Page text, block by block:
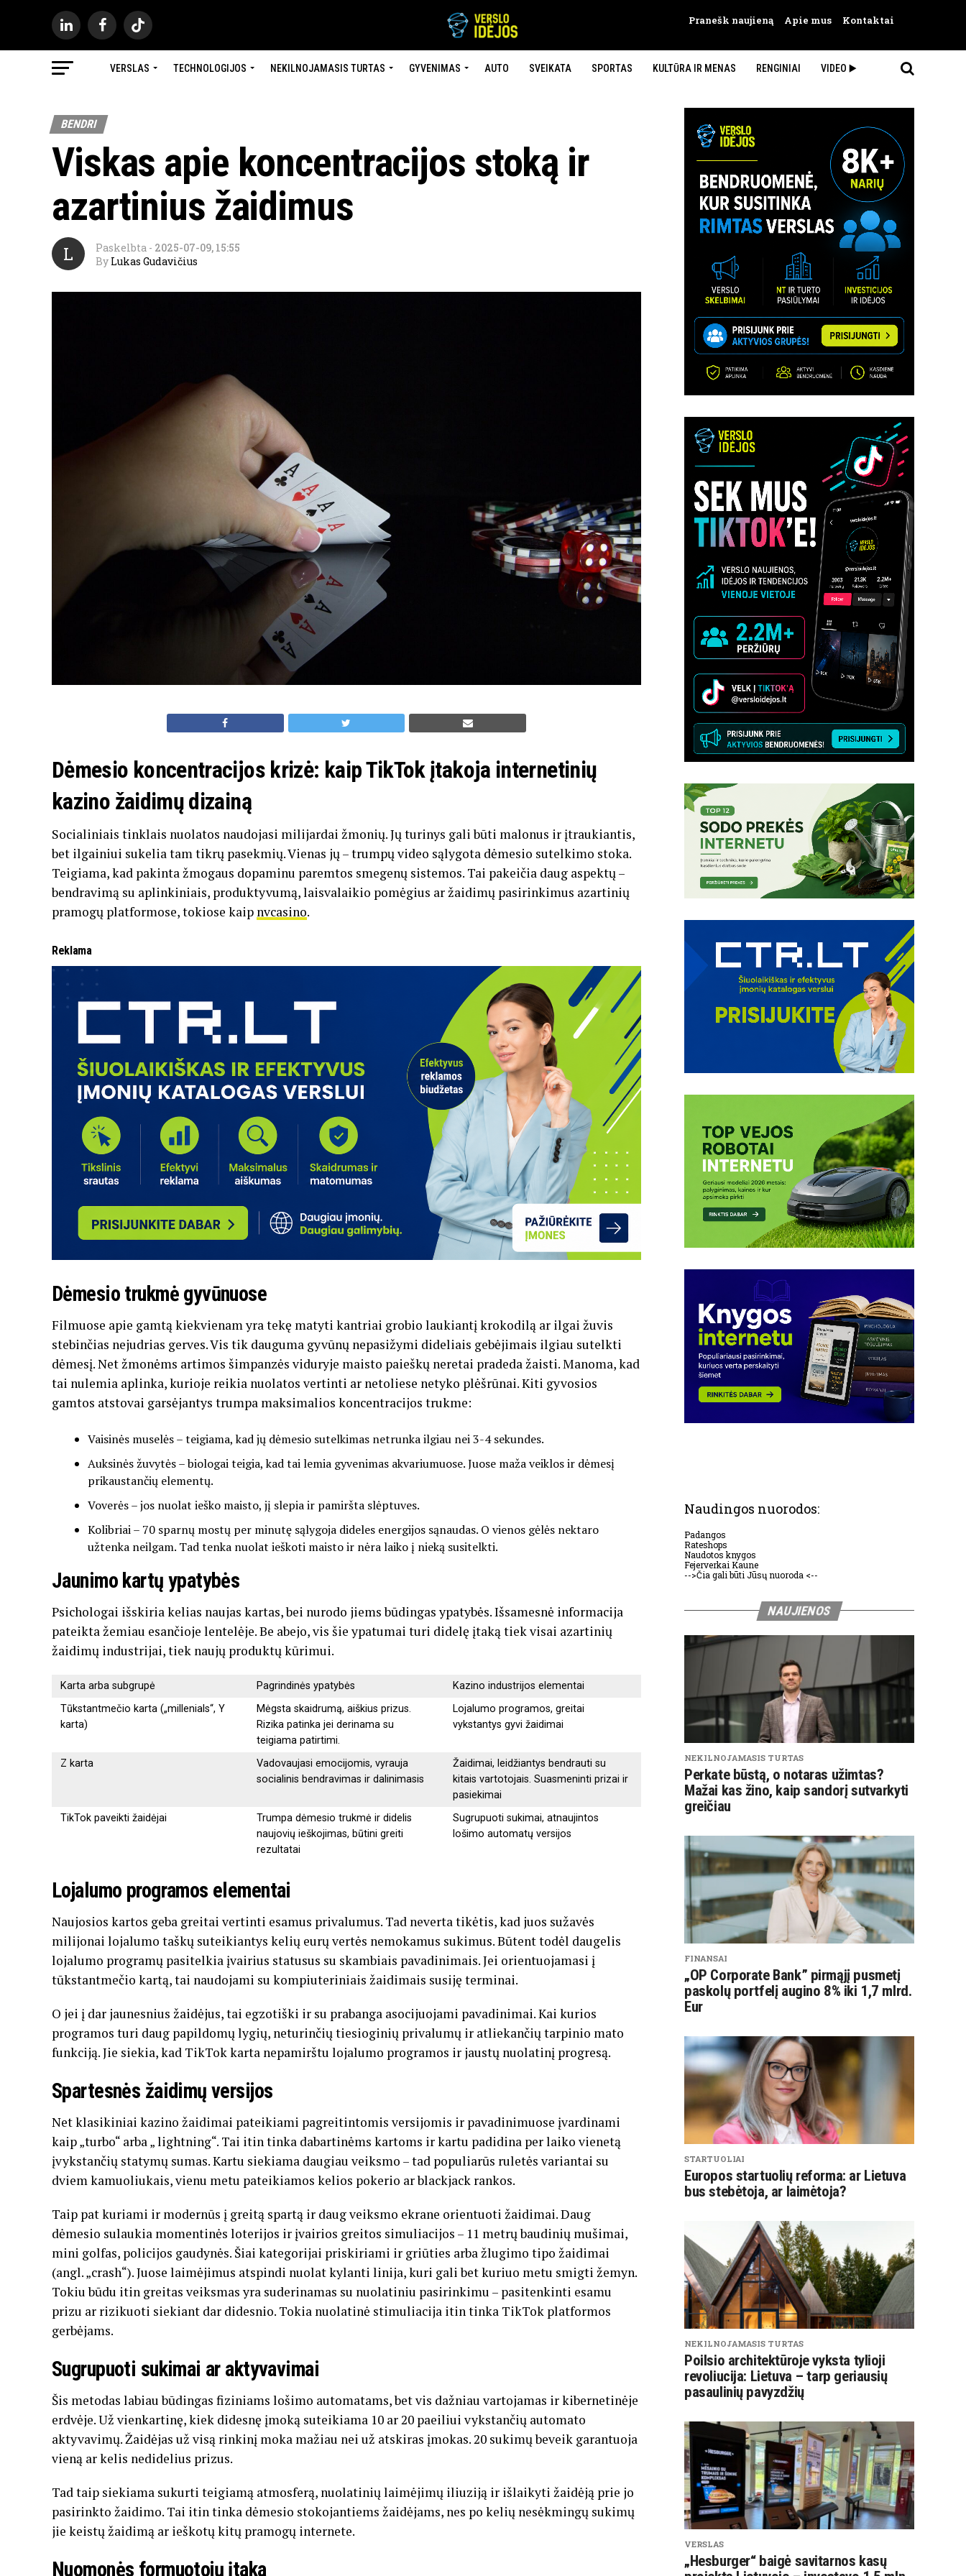
Pranešk naujieną Apie mus Kontaktai
VERSLAS TECHNOLOGIJOS NEKILNOJAMASIS TURTAS GYVENIMAS AUTO SVEIKATA SPORTAS KULTŪRA IR MENAS RENGINIAI VIDEO ▶️
BENDRI
Viskas apie koncentracijos stoką ir
azartinius žaidimus
L Paskelbta - 2025-07-09, 15:55
By Lukas Gudavičius
Dėmesio koncentracijos krizė: kaip TikTok įtakoja internetinių
kazino žaidimų dizainą
Socialiniais tinklais nuolatos naudojasi milijardai žmonių. Jų turinys gali būti malonus ir įtraukiantis,
bet ilgainiui sukelia tam tikrų pasekmių. Vienas jų – trumpų video sąlygota dėmesio sutelkimo stoka.
Teigiama, kad pakinta žmogaus dopaminu paremtos smegenų sistemos. Tai pakeičia daug aspektų –
bendravimą su aplinkiniais, produktyvumą, laisvalaikio pomėgius ar žaidimų pasirinkimus azartinių
pramogų platformose, tokiose kaip nvcasino.
Reklama
Dėmesio trukmė gyvūnuose
Filmuose apie gamtą kiekvienam yra tekę matyti kantriai grobio laukiantį krokodilą ar ilgai žuvis
stebinčias nejudrias gerves. Vis tik dauguma gyvūnų nepasižymi dideliais gebėjimais ilgiau sutelkti
dėmesį. Net žmonėms artimos šimpanzės viduryje maisto paieškų neretai pradeda žaisti. Manoma, kad
tai nulemia aplinka, kurioje reikia nuolatos vertinti ar netoliese netyko plėšrūnai. Kiti gyvosios
gamtos atstovai garsėjantys trumpa maksimalios koncentracijos trukme:
Vaisinės muselės – teigiama, kad jų dėmesio sutelkimas netrunka ilgiau nei 3-4 sekundes.
Auksinės žuvytės – biologai teigia, kad tai lemia gyvenimas akvariumuose. Juose maža veiklos ir dėmesį
prikaustančių elementų.
Voverės – jos nuolat ieško maisto, jį slepia ir pamiršta slėptuves.
Kolibriai – 70 sparnų mostų per minutę sąlygoja dideles energijos sąnaudas. O vienos gėlės nektaro
užtenka neilgam. Tad tenka nuolat ieškoti maisto ir nėra laiko į nieką susitelkti.
Jaunimo kartų ypatybės
Psichologai išskiria kelias naujas kartas, bei nurodo jiems būdingas ypatybės. Išsamesnė informacija
pateikta žemiau esančioje lentelėje. Be abejo, vis šie ypatumai turi didelę įtaką tiek visai azartinių
žaidimų industrijai, tiek naujų produktų kūrimui.
Karta arba subgrupė Pagrindinės ypatybės
Kazino industrijos elementai
Tūkstantmečio karta („millenials“, Y
karta)
Mėgsta skaidrumą, aiškius prizus.
Rizika patinka jei derinama su
teigiama patirtimi.
Lojalumo programos, greitai
vykstantys gyvi žaidimai
Z karta
Vadovaujasi emocijomis, vyrauja
socialinis bendravimas ir dalinimasis
Žaidimai, leidžiantys bendrauti su
kitais vartotojais. Suasmeninti prizai ir
pasiekimai
TikTok paveikti žaidėjai
Trumpa dėmesio trukmė ir didelis
naujovių ieškojimas, būtini greiti
rezultatai
Sugrupuoti sukimai, atnaujintos
lošimo automatų versijos
Lojalumo programos elementai
Naujosios kartos geba greitai vertinti esamus privalumus. Tad neverta tikėtis, kad juos sužavės
milijonai lojalumo taškų suteikiantys kelių eurų vertės nemokamus sukimus. Būtent todėl daugelis
lojalumo programų pasitelkia įvairius statusus su skambiais pavadinimais. Jei orientuojamasi į
tūkstantmečio kartą, tai naudojami su kompiuteriniais žaidimais susiję terminai.
O jei į dar jaunesnius žaidėjus, tai egzotiški ir su prabanga asocijuojami pavadinimai. Kai kurios
programos turi daug papildomų lygių, neturinčių tiesioginių privalumų ir atliekančių tarpinio mato
funkciją. Jie siekia, kad TikTok karta nepamirštu lojalumo programos ir jaustų nuolatinį progresą.
Spartesnės žaidimų versijos
Net klasikiniai kazino žaidimai pateikiami pagreitintomis versijomis ir pavadinimuose įvardinami
kaip „turbo“ arba „ lightning“. Tai itin tinka dabartinėms kartoms ir kartu padidina per laiko vienetą
įvykstančių statymų sumas. Kartu siekiama daugiau veiksmo – tad populiarūs ruletės variantai su
dviem kamuoliukais, vienu metu pateikiamos kelios pokerio ar blackjack rankos.
Taip pat kuriami ir modernūs į greitą spartą ir daug veiksmo ekrane orientuoti žaidimai. Daug
dėmesio sulaukia momentinės loterijos ir įvairios greitos simuliacijos – 11 metrų baudinių mušimai,
mini golfas, policijos gaudynės. Šiai kategorijai priskiriami ir griūties arba žlugimo tipo žaidimai
(angl. „crash“). Juose laimėjimus atspindi nuolat kylanti linija, kuri gali bet kuriuo metu smigti žemyn.
Tokiu būdu itin greitas veiksmas yra suderinamas su nuolatiniu pasirinkimu – pasitenkinti esamu
prizu ar rizikuoti siekiant dar didesnio. Tokia nuolatinė stimuliacija itin tinka TikTok platformos
gerbėjams.
Sugrupuoti sukimai ar aktyvavimai
Šis metodas labiau būdingas fiziniams lošimo automatams, bet vis dažniau vartojamas ir kibernetinėje
erdvėje. Už vienkartinę, kiek didesnę įmoką suteikiama 10 ar 20 paeiliui vykstančių automato
aktyvavimų. Žaidėjas už visą rinkinį moka mažiau nei už atskiras įmokas. 20 sukimų beveik garantuoja
vieną ar kelis nedidelius prizus.
Tad taip siekiama sukurti teigiamą atmosferą, nuolatinių laimėjimų iliuziją ir išlaikyti žaidėją prie jo
pasirinkto žaidimo. Tai itin tinka dėmesio stokojantiems žaidėjams, nes po kelių nesėkmingų sukimų
jie keistų žaidimą ar ieškotų kitų pramogų internete.
Nuomonės formuotojų įtaka
Naudingos nuorodos:
Padangos
Rateshops
Naudotos knygos
Fejerverkai Kaune
-->Čia gali būti Jūsų nuoroda <--
NAUJIENOS
NEKILNOJAMASIS TURTAS
Perkate būstą, o notaras užimtas?
Mažai kas žino, kaip sandorį sutvarkyti
greičiau
FINANSAI
„OP Corporate Bank” pirmąjį pusmetį
paskolų portfelį augino 8% iki 1,7 mlrd.
Eur
STARTUOLIAI
Europos startuolių reforma: ar Lietuva
bus stebėtoja, ar laimėtoja?
NEKILNOJAMASIS TURTAS
Poilsio architektūroje vyksta tylioji
revoliucija: Lietuva – tarp geriausių
pasaulinių pavyzdžių
VERSLAS
„Hesburger“ baigė savitarnos kasų